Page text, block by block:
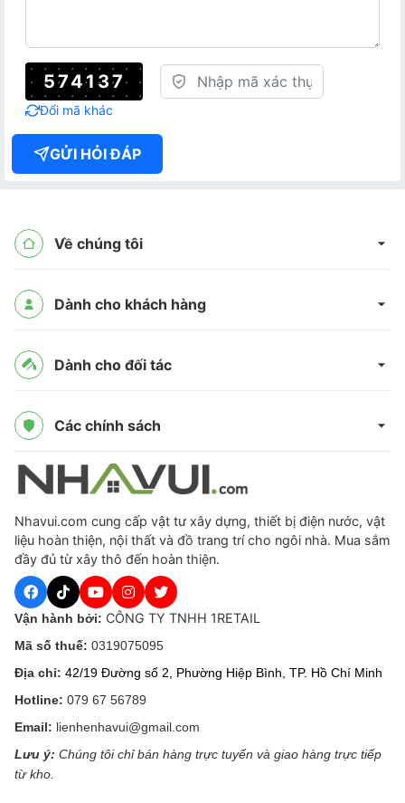
574137
Đổi mã khác
GỬI HỎI ĐÁP
Về chúng tôi
Dành cho khách hàng
Dành cho đối tác
Các chính sách
Nhavui.com cung cấp vật tư xây dựng, thiết bị điện nước, vật
liệu hoàn thiện, nội thất và đồ trang trí cho ngôi nhà. Mua sắm
đầy đủ từ xây thô đến hoàn thiện.
Vận hành bởi: CÔNG TY TNHH 1RETAIL
Mã số thuế: 0319075095
Địa chỉ: 42/19 Đường số 2, Phường Hiệp Bình, TP. Hồ Chí Minh
Hotline: 079 67 56789
Email: lienhenhavui@gmail.com
Lưu ý: Chúng tôi chỉ bán hàng trực tuyến và giao hàng trực tiếp
từ kho.